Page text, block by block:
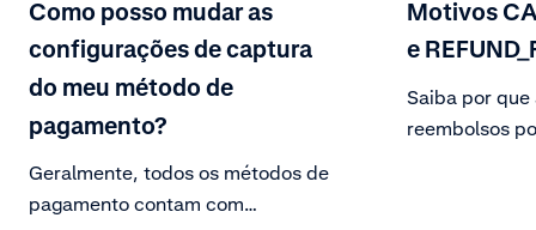
Como posso mudar as
configurações de captura
do meu método de
pagamento?
Geralmente, todos os métodos de
pagamento contam com
Motivos
e
Saiba por
reembolsos